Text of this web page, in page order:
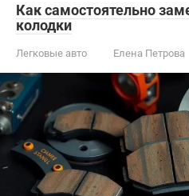
Как самостоятельно
колодки
Легковые авто Елена Петрова